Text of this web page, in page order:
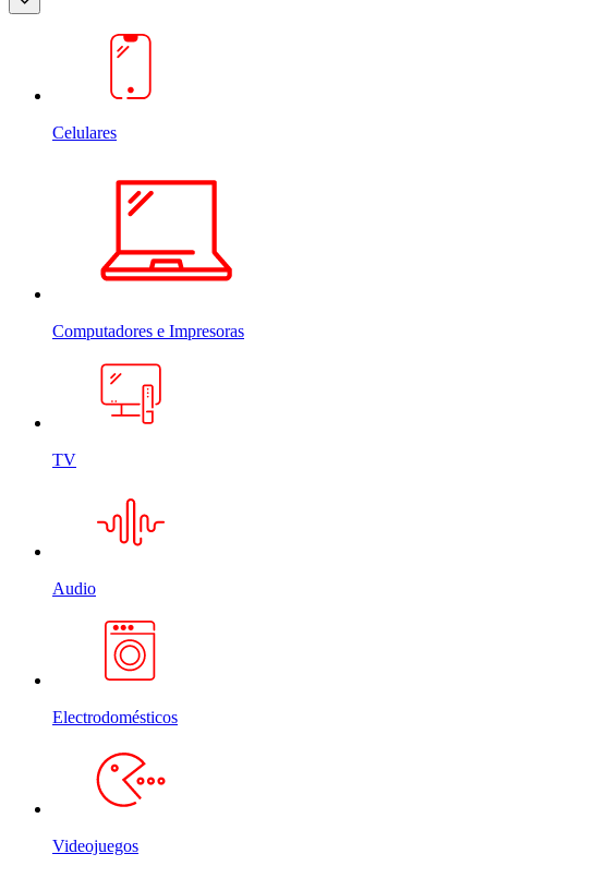
Celulares
Computadores e Impresoras
TV
Audio
Electrodomésticos
Videojuegos